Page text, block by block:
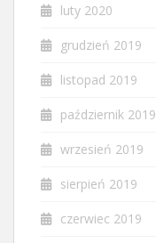
luty 2020
grudzień 2019
listopad 2019
październik 2019
wrzesień 2019
sierpień 2019
czerwiec 2019